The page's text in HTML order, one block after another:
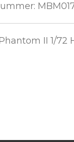
II 1/72